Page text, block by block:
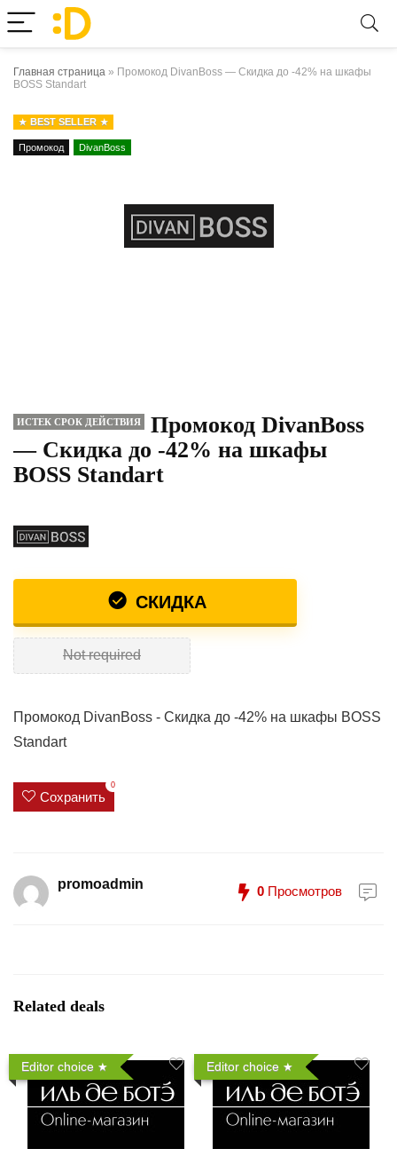
Главная страница » Промокод DivanBoss — Скидка до -42% на шкафы
BOSS Standart
BEST SELLER
Промокод DivanBoss
ИСТЕК СРОК ДЕЙСТВИЯ
Промокод DivanBoss
— Скидка до -42% на шкафы
BOSS Standart
СКИДКА
Not required
Промокод DivanBoss - Скидка до -42% на шкафы BOSS
Standart
Сохранить
0
promoadmin 0 Просмотров
Related deals
Editor choice Editor choice